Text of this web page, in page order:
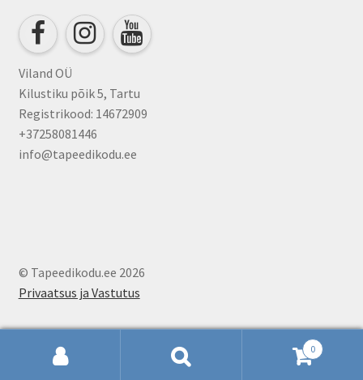
Viland OÜ
Kilustiku põik 5, Tartu
Registrikood: 14672909
+37258081446
info@tapeedikodu.ee
© Tapeedikodu.ee 2026
Privaatsus ja Vastutus
0